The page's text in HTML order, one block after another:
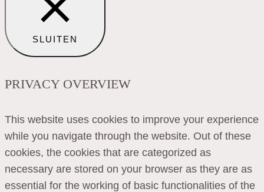
SLUITEN
PRIVACY OVERVIEW
This website uses cookies to improve your experience
while you navigate through the website. Out of these
cookies, the cookies that are categorized as
necessary are stored on your browser as they are as
essential for the working of basic functionalities of the